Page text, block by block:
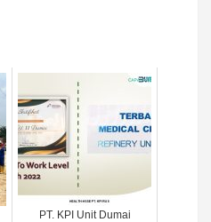
PT. KPI Unit Dumai